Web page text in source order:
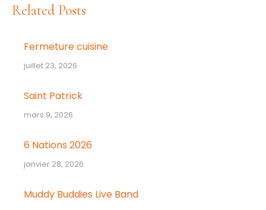
Related Posts
Fermeture cuisine
juillet 23, 2026
Saint Patrick
mars 9, 2026
6 Nations 2026
janvier 28, 2026
Muddy Buddies Live Band